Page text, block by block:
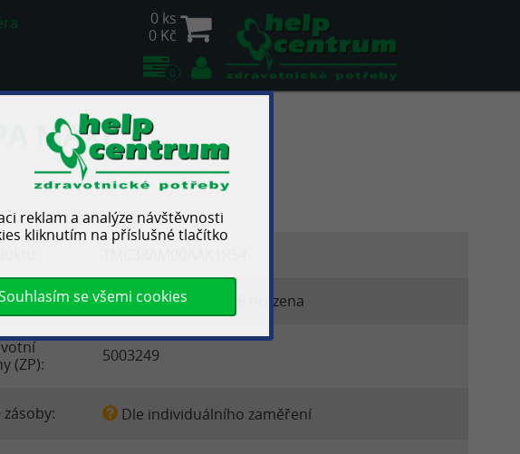
reklam a analýze návštěvnosti
kliknutím na příslušné tlačítko
se všemi cookies
0 ks
0 Kč
0
MAXI
Pomůcka je částečně hrazena
(ZP):
5003249
zásoby: Dle individuálního zaměření